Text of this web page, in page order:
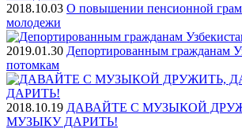
2018.10.03 О повышении пенсионной
молодежи
2019.01.30 Депортированным гражданам
потомкам
2018.10.19 ДАВАЙТЕ С МУЗЫКОЙ
МУЗЫКУ ДАРИТЬ!